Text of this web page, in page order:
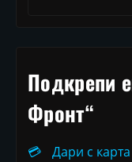
Подкрепи
Фронт“
💳
Дари с